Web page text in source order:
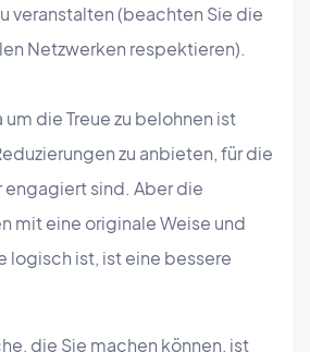
veranstalten (beachten Sie die
Netzwerken respektieren).
um die Treue zu belohnen ist
zu anbieten, für die
engagiert sind. Aber die
mit eine originale Weise und
logisch ist, ist eine bessere
die Sie machen können, ist